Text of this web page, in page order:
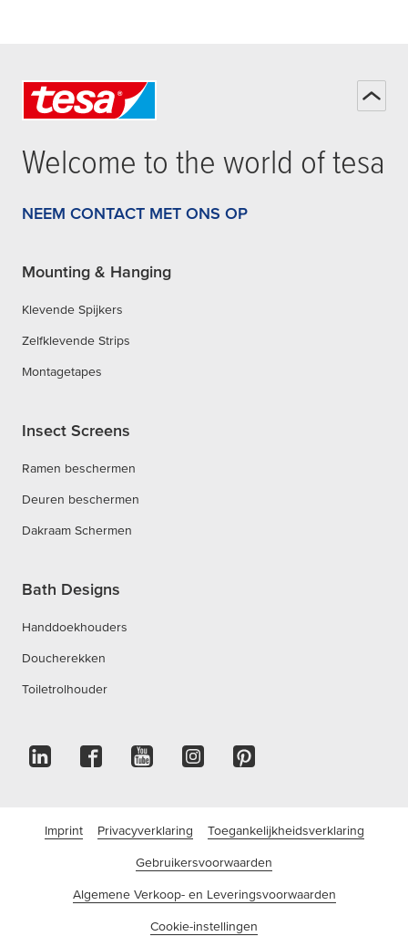
Welcome to the world oftesa
NEEM CONTACT MET ONS OP
Mounting & Hanging
Klevende Spijkers
Zelfklevende Strips
Montagetapes
Insect Screens
Ramen beschermen
Deuren beschermen
Dakraam Schermen
Bath Designs
Handdoekhouders
Doucherekken
Toiletrolhouder
Imprint Privacyverklaring Toegankelijkheidsverklaring
Gebruikersvoorwaarden
Algemene Verkoop- en Leveringsvoorwaarden
Cookie-instellingen